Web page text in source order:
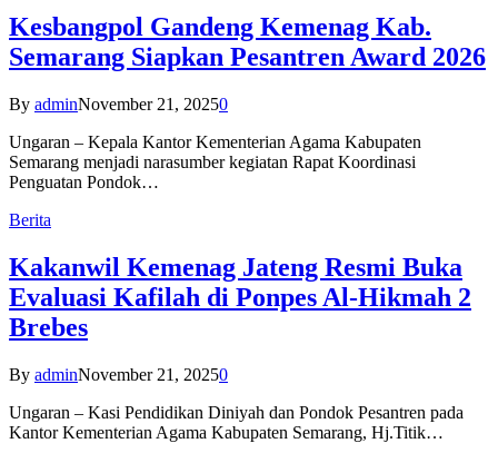
Kesbangpol Gandeng Kemenag Kab.
Semarang Siapkan Pesantren Award 2026
By adminNovember 21, 20250
Ungaran – Kepala Kantor Kementerian Agama Kabupaten
Semarang menjadi narasumber kegiatan Rapat Koordinasi
Penguatan Pondok…
Berita
Kakanwil Kemenag Jateng Resmi Buka
Evaluasi Kafilah di Ponpes Al-Hikmah 2
Brebes
By adminNovember 21, 20250
Ungaran – Kasi Pendidikan Diniyah dan Pondok Pesantren pada
Kantor Kementerian Agama Kabupaten Semarang, Hj.Titik…